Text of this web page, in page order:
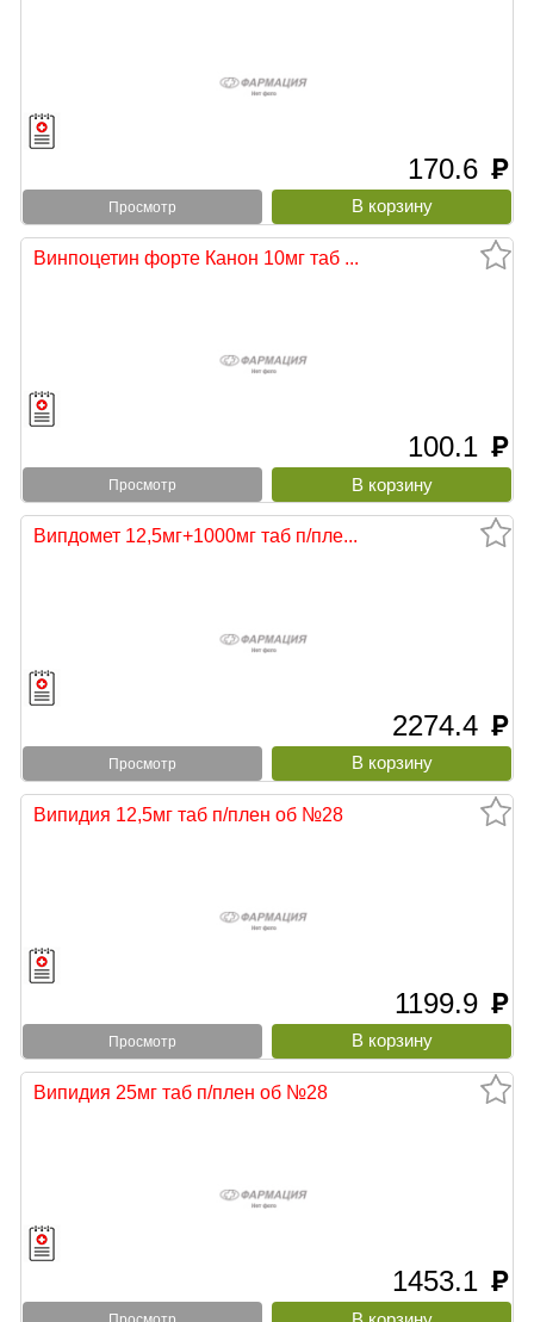
170.6 руб
Просмотр
Винпоцетин форте Канон 10мг таб ...
100.1 руб
Просмотр
Випдомет 12,5мг+1000мг таб п/пле...
2274.4 руб
Просмотр
Випидия 12,5мг таб п/плен об №28
1199.9 руб
Просмотр
Випидия 25мг таб п/плен об №28
1453.1 руб